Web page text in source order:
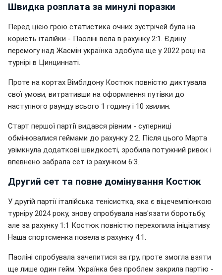
Швидка розплата за минулі поразки
Перед цією грою статистика очних зустрічей була на
користь італійки - Паоліні вела в рахунку 2:1. Єдину
перемогу над Жасмін українка здобула ще у 2022 році на
турнірі в Цинциннаті.
Проте на кортах Вімблдону Костюк повністю диктувала
свої умови, витративши на оформлення путівки до
наступного раунду всього 1 годину і 10 хвилин.
Старт першої партії видався рівним - суперниці
обмінювалися геймами до рахунку 2:2. Після цього Марта
увімкнула додаткові швидкості, зробила потужний ривок і
впевнено забрала сет із рахунком 6:3.
Другий сет та повне домінування Костюк
У другій партії італійська тенісистка, яка є віцечемпіонкою
турніру 2024 року, знову спробувала нав'язати боротьбу,
але за рахунку 1:1 Костюк повністю перехопила ініціативу.
Наша спортсменка повела в рахунку 4:1.
Паоліні спробувала зачепитися за гру, проте змогла взяти
ще лише один гейм. Українка без проблем закрила партію -